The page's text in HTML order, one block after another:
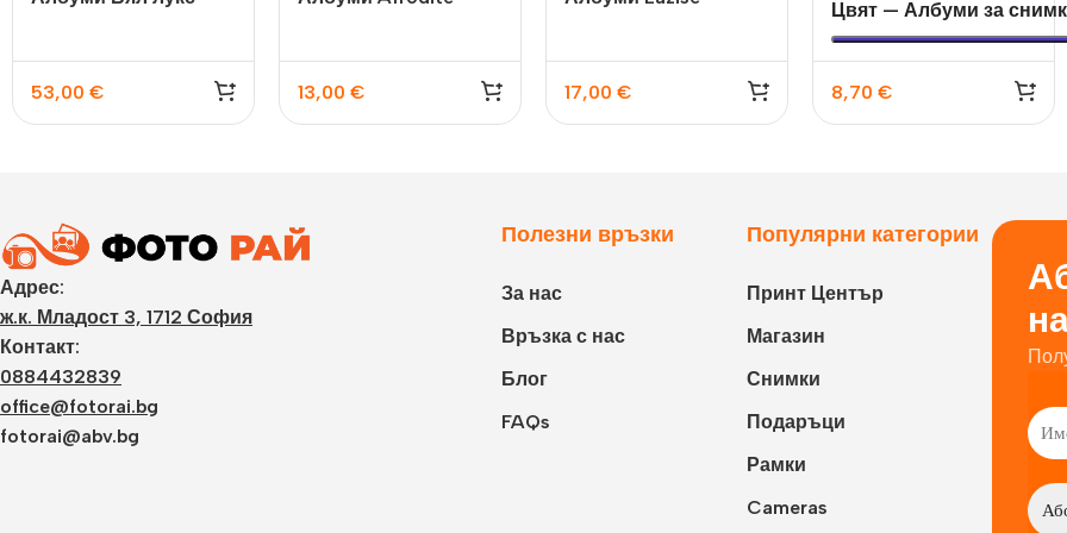
53,00 € 13,00 € 17,00 €
Цвят — Албуми за
8,70 €
Адрес:
ж.к. Младост 3, 1712 София
Контакт:
0884432839
office@fotorai.bg
fotorai@abv.bg
Полезни връзки
За нас
Връзка с нас
Блог
FAQs
Популярни категории
Принт Център
Магазин
Снимки
Подаръци
Рамки
Cameras